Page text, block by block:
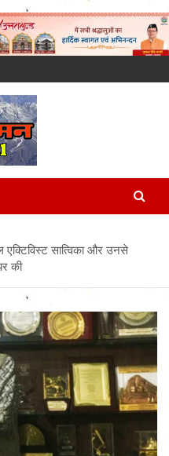
Breaking
News in
एक्टिविस्ट सात्विका और उनसे
की